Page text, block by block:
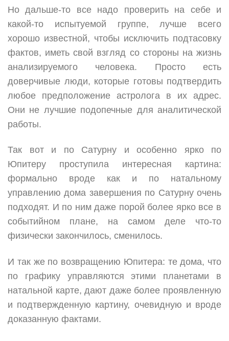
Но дальше-то все надо проверить на себе и
какой-то испытуемой группе, лучше всего
хорошо известной, чтобы исключить подтасовку
фактов, иметь свой взгляд со стороны на жизнь
анализируемого человека. Просто есть
доверчивые люди, которые готовы подтвердить
любое предположение астролога в их адрес.
Они не лучшие подопечные для аналитической
работы.
Так вот и по Сатурну и особенно ярко по
Юпитеру проступила интересная картина:
формально вроде как и по натальному
управлению дома завершения по Сатурну очень
подходят. И по ним даже порой более ярко все в
событийном плане, на самом деле что-то
физически закончилось, сменилось.
И так же по возвращению Юпитера: те дома, что
по графику управляются этими планетами в
натальной карте, дают даже более проявленную
и подтвержденную картину, очевидную и вроде
доказанную фактами.